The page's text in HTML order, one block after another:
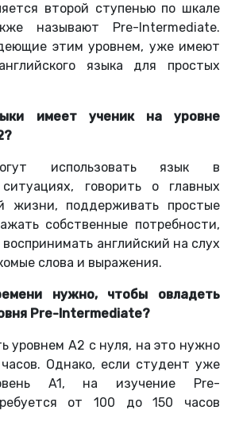
второй ступенью по шкале
называют Pre-Intermediate.
этим уровнем, уже имеют
языка для простых
имеет ученик на уровне
использовать язык в
говорить о главных
жизни, поддерживать простые
собственные потребности,
воспринимать английский на слух
слова и выражения.
нужно, чтобы овладеть
Pre-Intermediate?
уровнем А2 с нуля, на это нужно
Однако, если студент уже
A1, на изучение Pre-
от 100 до 150 часов